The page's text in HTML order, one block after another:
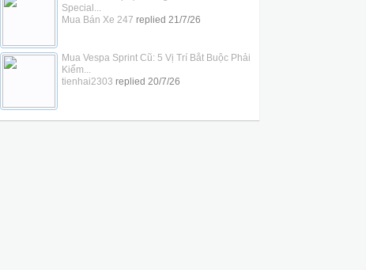
Special...
Mua Bán Xe 247 replied 21/7/26
Mua Vespa Sprint Cũ: 5 Vị Trí Bắt Buộc Phải
Kiểm...
tienhai2303 replied 20/7/26